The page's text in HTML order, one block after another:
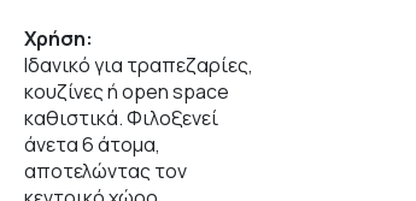
Χρήση:
Ιδανικό για τραπεζαρίες,
κουζίνες ή open space
καθιστικά. Φιλοξενεί
άνετα 6 άτομα,
αποτελώντας τον